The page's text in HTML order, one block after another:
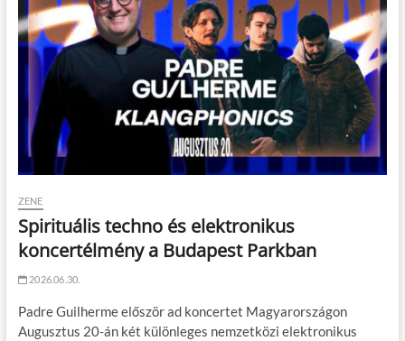
ZENE
Spirituális techno és elektronikus
koncertélmény a Budapest Parkban
2026.06.30.
Padre Guilherme először ad koncertet Magyarországon
Augusztus 20-án két különleges nemzetközi elektronikus